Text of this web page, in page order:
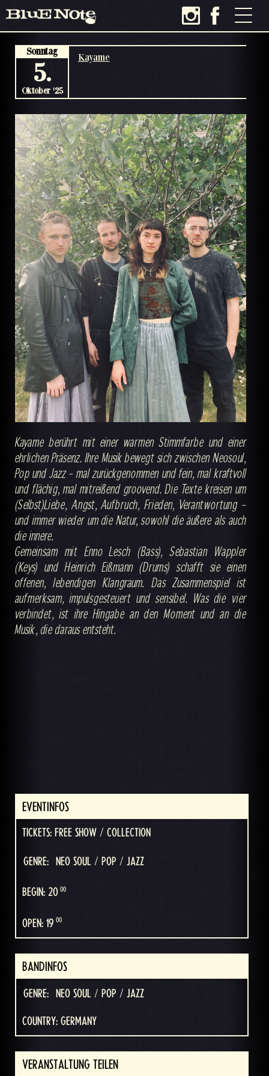
Kayame
Kayame berührt mit einer warmen Stimmfarbe und einer
ehrlichen Präsenz. Ihre Musik bewegt sich zwischen Neosoul,
Pop und Jazz – mal zurückgenommen und fein, mal kraftvoll
und flächig, mal mitreißend groovend. Die Texte kreisen um
(Selbst)Liebe, Angst, Aufbruch, Frieden, Verantwortung –
und immer wieder um die Natur, sowohl die äußere als auch
die innere.
Gemeinsam mit Enno Lesch (Bass), Sebastian Wappler
(Keys) und Heinrich Eißmann (Drums) schafft sie einen
offenen, lebendigen Klangraum. Das Zusammenspiel ist
aufmerksam, impulsgesteuert und sensibel. Was die vier
verbindet, ist ihre Hingabe an den Moment und an die
Musik, die daraus entsteht.
Sonntag
5.
Oktober '25
EVENTINFOS
TICKETS: FREE SHOW / COLLECTION
GENRE: NEO SOUL / POP / JAZZ
BEGIN: 20 00
OPEN: 19 00
BANDINFOS
GENRE: NEO SOUL / POP / JAZZ
COUNTRY: GERMANY
VERANSTALTUNG TEILEN